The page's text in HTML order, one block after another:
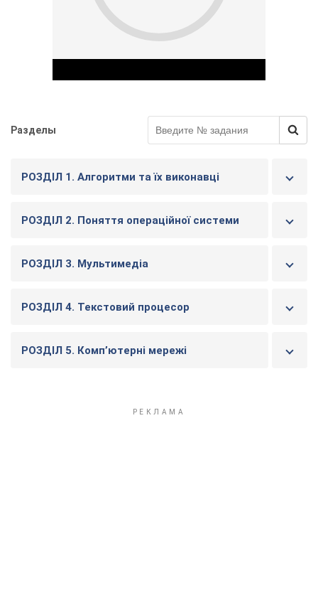
Разделы
РОЗДІЛ 1. Алгоритми та їх виконавці
РОЗДІЛ 2. Поняття операційної системи
РОЗДІЛ 3. Мультимедіа
РОЗДІЛ 4. Текстовий процесор
РОЗДІЛ 5. Комп’ютерні мережі